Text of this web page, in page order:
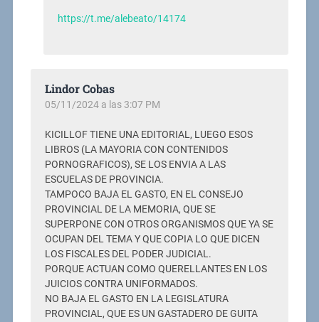
https://t.me/alebeato/14174
Lindor Cobas
05/11/2024 a las 3:07 PM
KICILLOF TIENE UNA EDITORIAL, LUEGO ESOS
LIBROS (LA MAYORIA CON CONTENIDOS
PORNOGRAFICOS), SE LOS ENVIA A LAS
ESCUELAS DE PROVINCIA.
TAMPOCO BAJA EL GASTO, EN EL CONSEJO
PROVINCIAL DE LA MEMORIA, QUE SE
SUPERPONE CON OTROS ORGANISMOS QUE YA SE
OCUPAN DEL TEMA Y QUE COPIA LO QUE DICEN
LOS FISCALES DEL PODER JUDICIAL.
PORQUE ACTUAN COMO QUERELLANTES EN LOS
JUICIOS CONTRA UNIFORMADOS.
NO BAJA EL GASTO EN LA LEGISLATURA
PROVINCIAL, QUE ES UN GASTADERO DE GUITA